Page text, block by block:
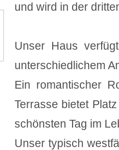
und wird in der
Unser Haus
unterschiedlichem
Ein romantischer
Terrasse bietet
schönsten Tag im
Unser typisch